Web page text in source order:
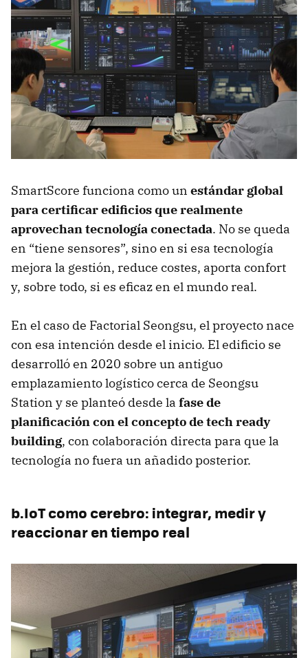
SmartScore funciona como un estándar global
para certificar edificios que realmente
aprovechan tecnología conectada. No se queda
en “tiene sensores”, sino en si esa tecnología
mejora la gestión, reduce costes, aporta confort
y, sobre todo, si es eficaz en el mundo real.
En el caso de Factorial Seongsu, el proyecto nace
con esa intención desde el inicio. El edificio se
desarrolló en 2020 sobre un antiguo
emplazamiento logístico cerca de Seongsu
Station y se planteó desde la fase de
planificación con el concepto de tech ready
building, con colaboración directa para que la
tecnología no fuera un añadido posterior.
b.IoT como cerebro: integrar, medir y
reaccionar en tiempo real